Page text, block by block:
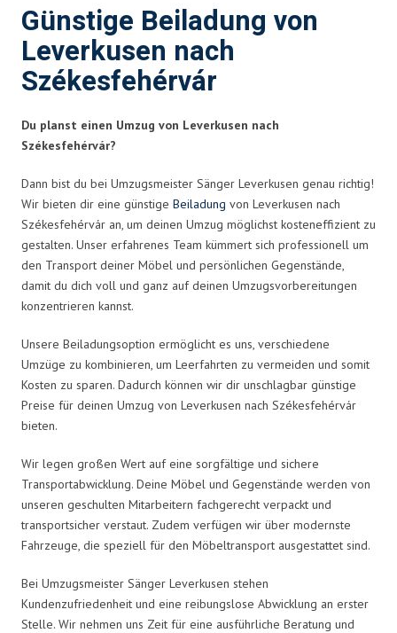
Günstige Beiladung von
Leverkusen nach
Székesfehérvár
Du planst einen Umzug von Leverkusen nach
Székesfehérvár?
Dann bist du bei Umzugsmeister Sänger Leverkusen genau richtig!
Wir bieten dir eine günstige Beiladung von Leverkusen nach
Székesfehérvár an, um deinen Umzug möglichst kosteneffizient zu
gestalten. Unser erfahrenes Team kümmert sich professionell um
den Transport deiner Möbel und persönlichen Gegenstände,
damit du dich voll und ganz auf deinen Umzugsvorbereitungen
konzentrieren kannst.
Unsere Beiladungsoption ermöglicht es uns, verschiedene
Umzüge zu kombinieren, um Leerfahrten zu vermeiden und somit
Kosten zu sparen. Dadurch können wir dir unschlagbar günstige
Preise für deinen Umzug von Leverkusen nach Székesfehérvár
bieten.
Wir legen großen Wert auf eine sorgfältige und sichere
Transportabwicklung. Deine Möbel und Gegenstände werden von
unseren geschulten Mitarbeitern fachgerecht verpackt und
transportsicher verstaut. Zudem verfügen wir über modernste
Fahrzeuge, die speziell für den Möbeltransport ausgestattet sind.
Bei Umzugsmeister Sänger Leverkusen stehen
Kundenzufriedenheit und eine reibungslose Abwicklung an erster
Stelle. Wir nehmen uns Zeit für eine ausführliche Beratung und